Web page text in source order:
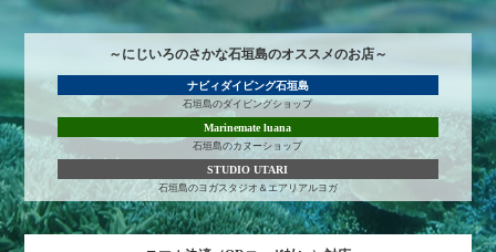
～にじいろのさかな石垣島のオススメのお店～
ナビィダイビング石垣島
石垣島のダイビングショップ
Marinemate luana
石垣島のカヌーショップ
STUDIO UTARI
石垣島のヨガスタジオ＆エアリアルヨガ